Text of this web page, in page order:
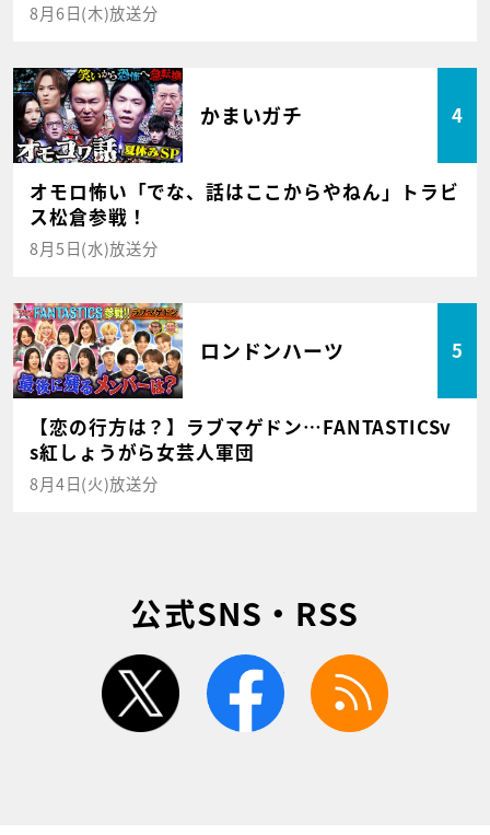
8月6日(木)放送分
かまいガチ 4
オモロ怖い「でな、話はここからやねん」トラビ
ス松倉参戦！
8月5日(水)放送分
ロンドンハーツ 5
【恋の行方は？】ラブマゲドン…FANTASTICSv
s紅しょうがら女芸人軍団
8月4日(火)放送分
公式SNS・RSS
twitter facebook